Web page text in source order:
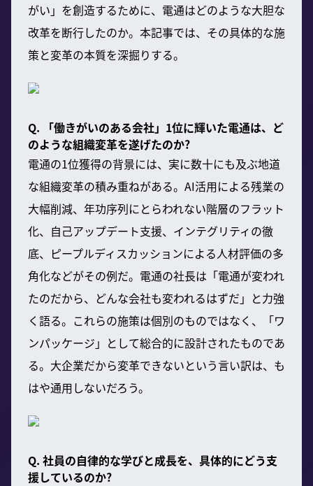
がい」を創造するために、電通はどのような大胆な
改革を断行したのか。本記事では、その具体的な施
策と変革の本質を深掘りする。
Q. 「働きがいのある会社」1位に輝いた電通は、ど
のような組織変革を遂げたのか?
電通の1位獲得の背景には、実に数十にも及ぶ地道
な組織変革の積み重ねがある。AI活用による残業の
大幅削減、年功序列にとらわれない階層のフラット
化、自己アップデート支援、インテグリティの徹
底、ピープルディスカッションによる人材評価の多
角化などがその例だ。電通の社長は「電通が変われ
たのだから、どんな会社も変われるはずだ」と力強
く語る。これらの施策は個別のものではなく、「ワ
ンパッケージ」として総合的に設計されたものであ
る。大企業だから変革できないという言い訳は、も
はや通用しないだろう。
Q. 社員の自律的な学びと成長を、具体的にどう支
援しているのか?